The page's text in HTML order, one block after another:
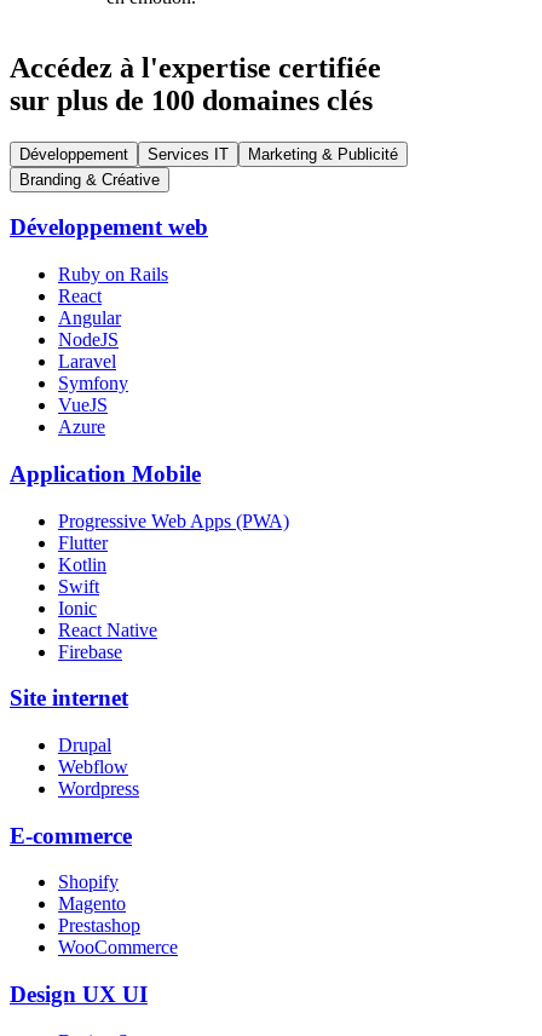
Accédez à l'expertise certifiée
sur plus de 100 domaines clés
Développement Services IT
Marketing & Publicité
Branding & Créative
Développement web
Ruby on Rails
React
Angular
NodeJS
Laravel
Symfony
VueJS
Azure
Application Mobile
Progressive Web Apps (PWA)
Flutter
Kotlin
Swift
Ionic
React Native
Firebase
Site internet
Drupal
Webflow
Wordpress
E-commerce
Shopify
Magento
Prestashop
WooCommerce
Design UX UI